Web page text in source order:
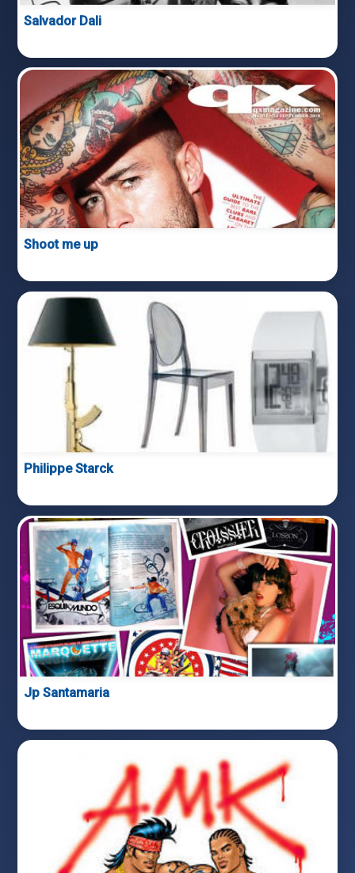
Salvador Dali
Shoot me up
Philippe Starck
Jp Santamaria